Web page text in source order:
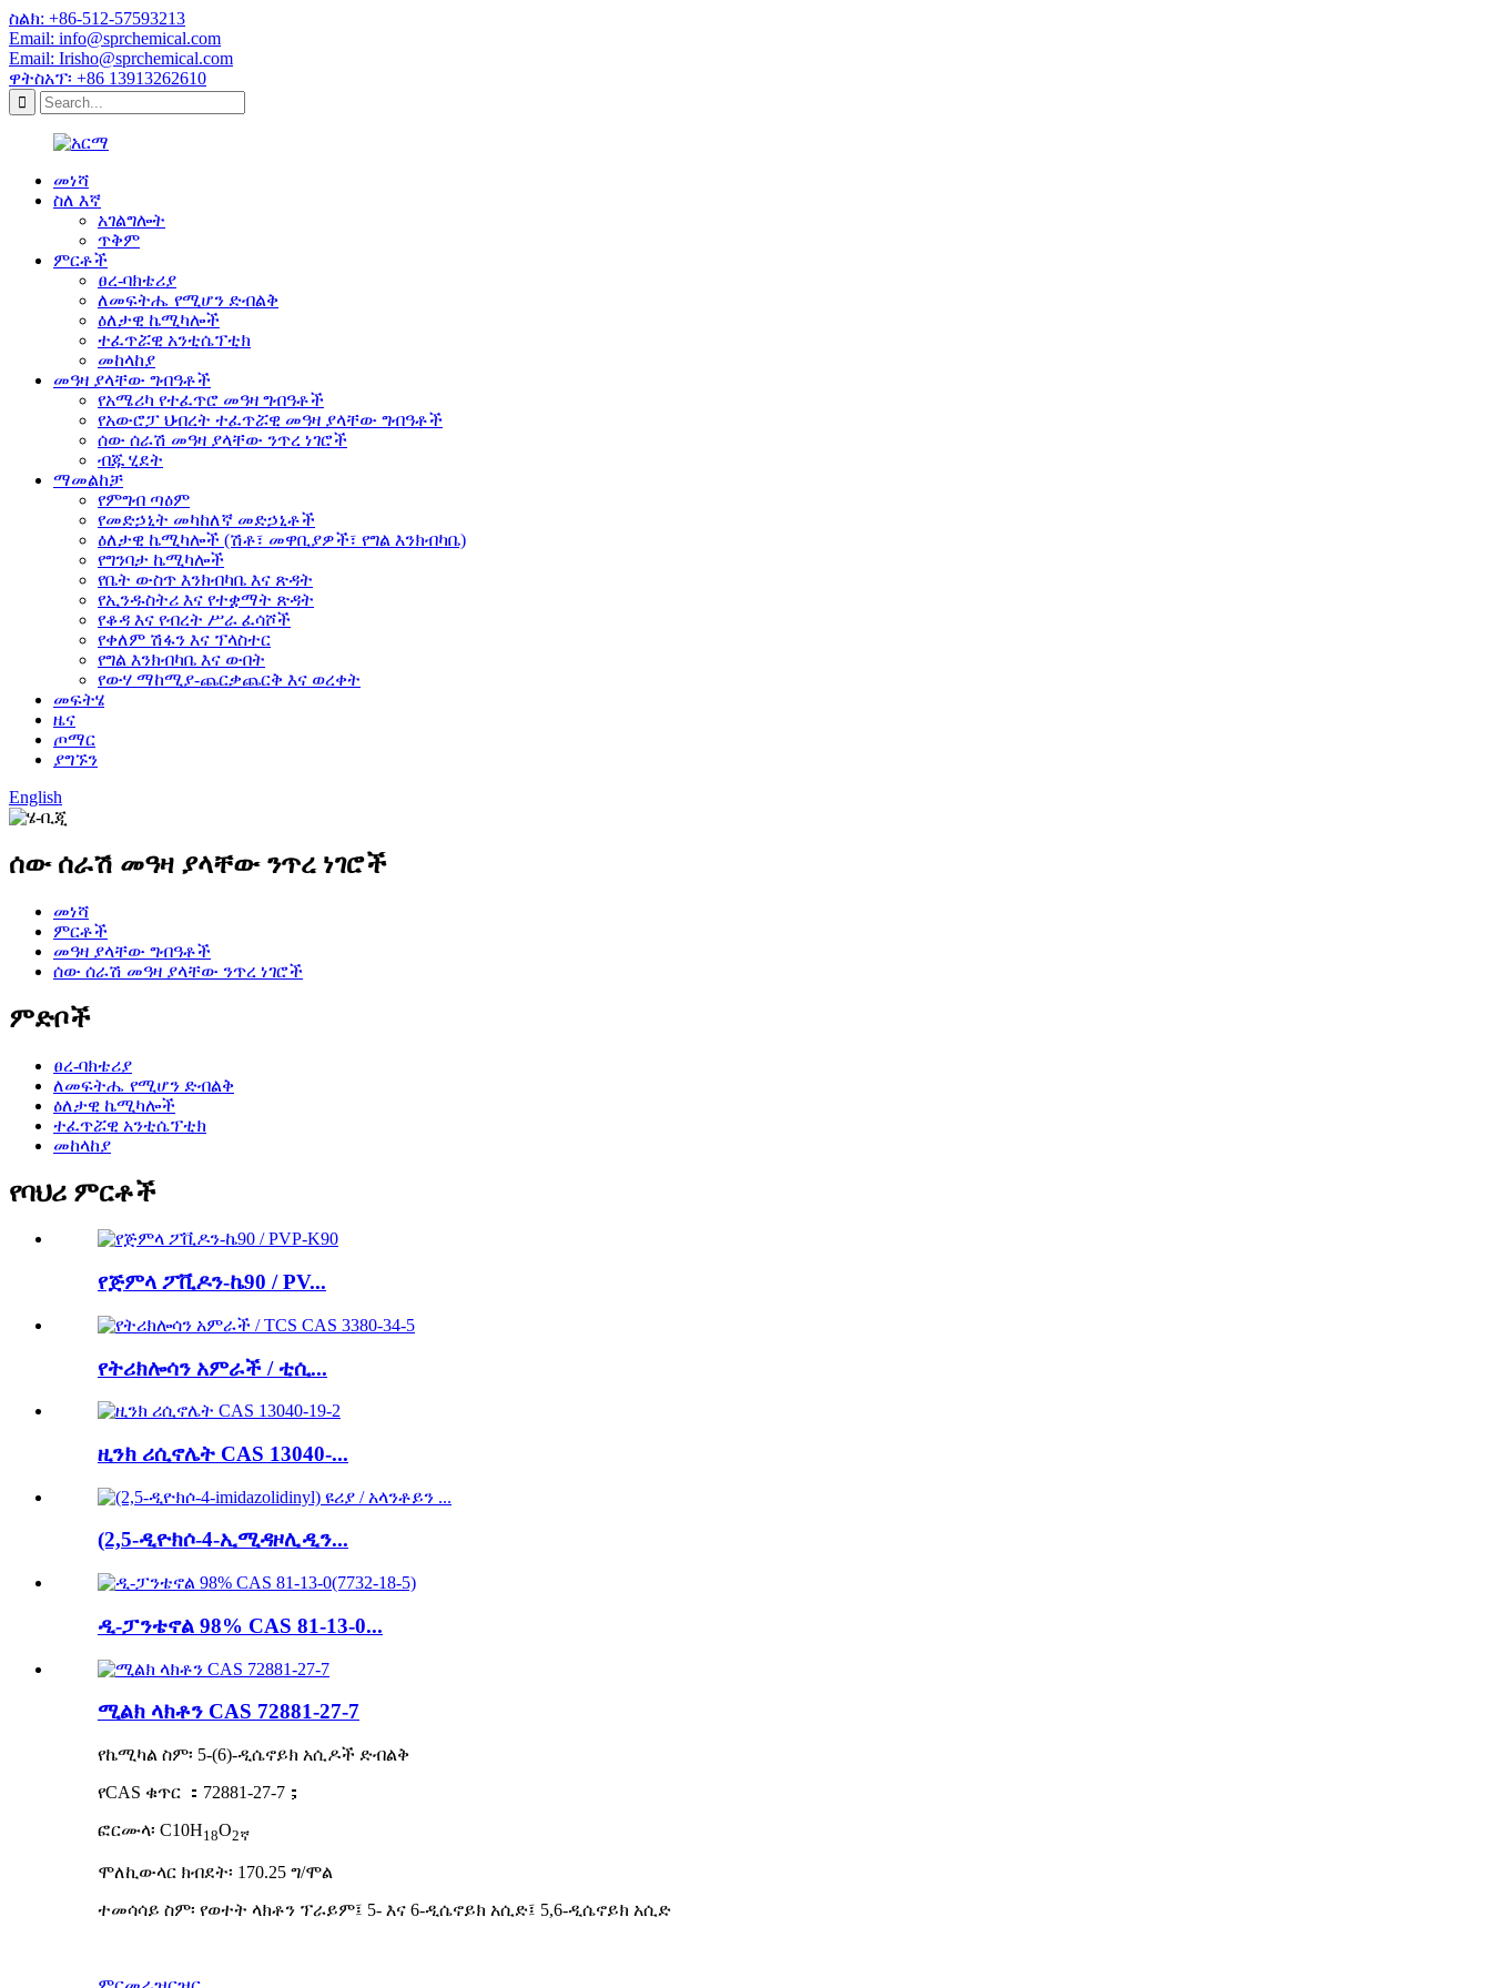
ስልክ: +86-512-57593213
Email: info@sprchemical.com
Email: Irisho@sprchemical.com
ዋትስአፕ፡ +86 13913262610
መነሻ
ስለ እኛ
አገልግሎት
ጥቅም
ምርቶች
ፀረ-ባክቴሪያ
ለመፍትሔ የሚሆን ድብልቅ
ዕለታዊ ኬሚካሎች
ተፈጥሯዊ አንቲሴፕቲክ
መከላከያ
መዓዛ ያላቸው ግብዓቶች
የአሜሪካ የተፈጥሮ መዓዛ ግብዓቶች
የአውሮፓ ህብረት ተፈጥሯዊ መዓዛ ያላቸው ግብዓቶች
ሰው ሰራሽ መዓዛ ያላቸው ንጥረ ነገሮች
ብጁ ሂደት
ማመልከቻ
የምግብ ጣዕም
የመድኃኒት መካከለኛ መድኃኒቶች
ዕለታዊ ኬሚካሎች (ሽቶ፣ መዋቢያዎች፣ የግል እንክብካቤ)
የግንባታ ኬሚካሎች
የቤት ውስጥ እንክብካቤ እና ጽዳት
የኢንዱስትሪ እና የተቋማት ጽዳት
የቆዳ እና የብረት ሥራ ፈሳሾች
የቀለም ሽፋን እና ፕላስተር
የግል እንክብካቤ እና ውበት
የውሃ ማከሚያ-ጨርቃጨርቅ እና ወረቀት
መፍትሄ
ዜና
ጦማር
ያግኙን
English
ሰው ሰራሽ መዓዛ ያላቸው ንጥረ ነገሮች
መነሻ
ምርቶች
መዓዛ ያላቸው ግብዓቶች
ሰው ሰራሽ መዓዛ ያላቸው ንጥረ ነገሮች
ምድቦች
ፀረ-ባክቴሪያ
ለመፍትሔ የሚሆን ድብልቅ
ዕለታዊ ኬሚካሎች
ተፈጥሯዊ አንቲሴፕቲክ
መከላከያ
የባህሪ ምርቶች
የጅምላ ፖቪዶን-ኬ90 / PV...
የትሪክሎሳን አምራች / ቲሲ...
ዚንክ ሪሲኖሌት CAS 13040-...
(2,5-ዲዮክሶ-4-ኢሚዳዞሊዲን...
ዲ-ፓንቴኖል 98% CAS 81-13-0...
ሚልክ ላክቶን CAS 72881-27-7
የኬሚካል ስም፡ 5-(6)-ዲሴኖይክ አሲዶች ድብልቅ
የCAS ቁጥር ：72881-27-7；
ፎርሙላ፡ C10H18O2ኛ
ሞለኪውላር ክብደት፡ 170.25 ግ/ሞል
ተመሳሳይ ስም፡ የወተት ላክቶን ፕራይም፤ 5- እና 6-ዲሴኖይክ አሲድ፤ 5,6-ዲሴኖይክ አሲድ